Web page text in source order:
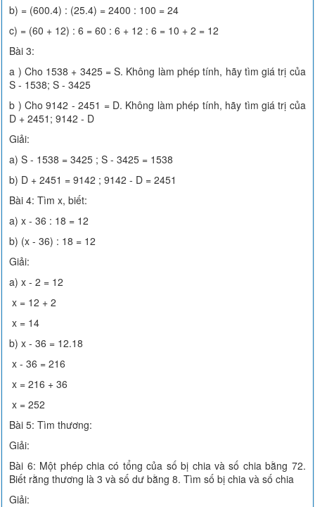
b) = (600.4) : (25.4) = 2400 : 100 = 24
c) = (60 + 12) : 6 = 60 : 6 + 12 : 6 = 10 + 2 = 12
Bài 3:
a ) Cho 1538 + 3425 = S. Không làm phép tính, hãy tìm giá trị của
S - 1538; S - 3425
b ) Cho 9142 - 2451 = D. Không làm phép tính, hãy tìm giá trị của
D + 2451; 9142 - D
Giải:
a) S - 1538 = 3425 ; S - 3425 = 1538
b) D + 2451 = 9142 ; 9142 - D = 2451
Bài 4: Tìm x, biết:
a) x - 36 : 18 = 12
b) (x - 36) : 18 = 12
Giải:
a) x - 2 = 12
x = 12 + 2
x = 14
b) x - 36 = 12.18
x - 36 = 216
x = 216 + 36
x = 252
Bài 5: Tìm thương:
Giải:
Bài 6: Một phép chia có tổng của số bị chia và số chia bằng 72.
Biết rằng thương là 3 và số dư bằng 8. Tìm số bị chia và số chia
Giải: